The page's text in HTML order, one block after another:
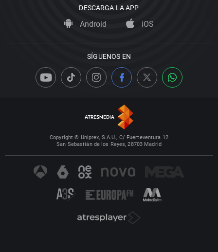
DESCARGA LA APP
Android iOS
SÍGUENOS EN
Copyright © Uniprex, S.A.U., C/ Fuerteventura 12
San Sebastián de los Reyes, 28703 Madrid